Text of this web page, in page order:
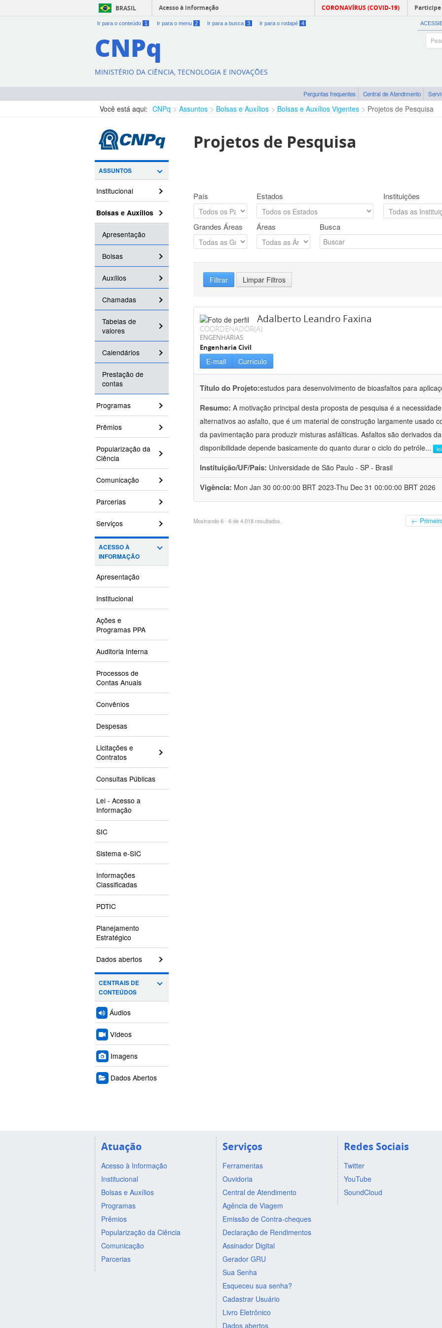
BRASIL Acesso à informação CORONAVÍRUS (COVID-19) Participe
Ir para o conteúdo 1 Ir para o menu 2 Ir para a busca 3 Ir para o rodapé 4
CNPq
MINISTÉRIO DA CIÊNCIA, TECNOLOGIA E INOVAÇÕES
Perguntas frequentes Central de Atendimento
Você está aqui: CNPq Assuntos Bolsas e Auxílios Bolsas e Auxílios Vigentes Projetos de Pesquisa
ASSUNTOS
Institucional
Bolsas e Auxílios
Apresentação
Bolsas
Auxílios
Chamadas
Tabelas de
valores
Calendários
Prestação de
contas
Programas
Prêmios
Popularização da
Ciência
Comunicação
Parcerias
Serviços
ACESSO À
INFORMAÇÃO
Apresentação
Institucional
Ações e
Programas PPA
Auditoria Interna
Processos de
Contas Anuais
Convênios
Despesas
Licitações e
Contratos
Consultas Públicas
Lei - Acesso a
Informação
SIC
Sistema e-SIC
Informações
Classificadas
PDTIC
Planejamento
Estratégico
Dados abertos
CENTRAIS DE
CONTEÚDOS
Áudios
Vídeos
Imagens
Dados Abertos
Projetos de Pesquisa
País Estados Instituições
Grandes Áreas Áreas Busca
Filtrar Limpar Filtros
Adalberto Leandro Faxina
COORDENADOR(A)
ENGENHARIAS
Engenharia Civil
E-mail Currículo
Título do Projeto:estudos para desenvolvimento de bioasfaltos para
Resumo: A motivação principal desta proposta de pesquisa é a
alternativos ao asfalto, que é um material de construção largamente usado
da pavimentação para produzir misturas asfálticas. Asfaltos são derivados
disponibilidade depende basicamente do quanto durar o ciclo do petróle...
Instituição/UF/País: Universidade de São Paulo - SP - Brasil
Vigência: Mon Jan 30 00:00:00 BRT 2023-Thu Dec 31 00:00:00 BRT 2026
Mostrando 6 - 6 de 4.018 resultados. ←
Atuação
Acesso à Informação
Institucional
Bolsas e Auxílios
Programas
Prêmios
Popularização da Ciência
Comunicação
Parcerias
Serviços
Ferramentas
Ouvidoria
Central de Atendimento
Agência de Viagem
Emissão de Contra-cheques
Declaração de Rendimentos
Assinador Digital
Gerador GRU
Sua Senha
Esqueceu sua senha?
Cadastrar Usuário
Livro Eletrônico
Dados abertos
Redes Sociais
Twitter
YouTube
SoundCloud